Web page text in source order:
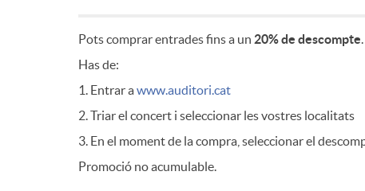
Pots comprar entrades fins a un 20% de descompte.
Has de:
1. Entrar awww.auditori.cat
2. Triar el concert i seleccionar les vostres localitats
3. En el moment de la compra, seleccionar el
Promoció no acumulable.